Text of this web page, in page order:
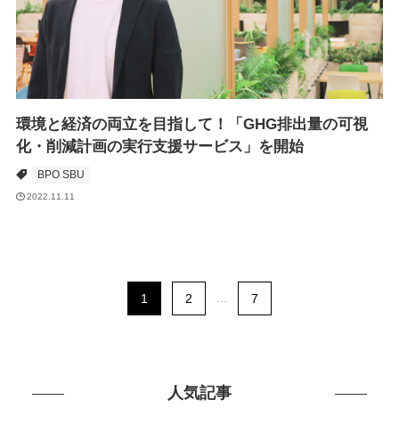
環境と経済の両立を目指して！「GHG排出量の可視
化・削減計画の実行支援サービス」を開始
BPO SBU
2022.11.11
1 2 ... 7
人気記事